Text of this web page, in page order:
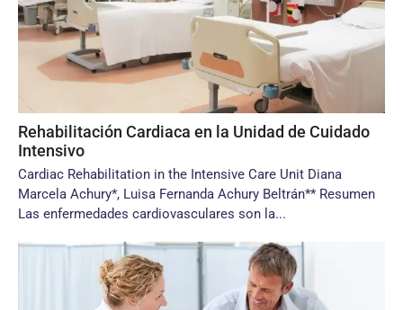
Rehabilitación Cardiaca en la Unidad de Cuidado
Intensivo
Cardiac Rehabilitation in the Intensive Care Unit Diana
Marcela Achury*, Luisa Fernanda Achury Beltrán** Resumen
Las enfermedades cardiovasculares son la...